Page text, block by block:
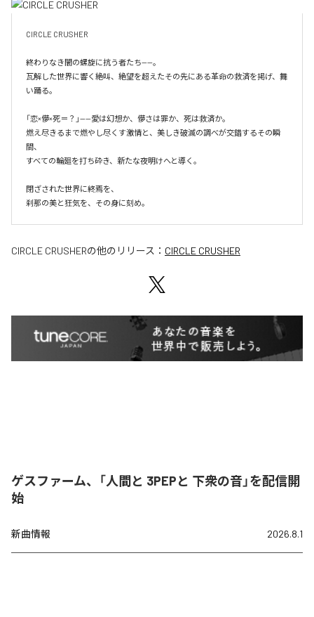
CIRCLE CRUSHER
終わりなき闇の螺旋に抗う者たち——。
瓦解した世界に響く絶叫、絶望を超えたその先にある革命の救済を掲げ、舞
い踊る。
「恋×儚×死＝？」——愛は幻想か、儚さは罪か、死は救済か。
燃え尽きるまで燃やし尽くす激情と、美しき破滅の調べが交錯するその瞬
間、
すべての輪廻を打ち砕き、新たな夜明けへと導く。
閉ざされた世界に終焉を、
刹那の美と狂気を、その身に刻め。
CIRCLE CRUSHERの他のリリース： CIRCLE CRUSHER
ゲスファーム、「人間と 3PEPと 下衆の音」を配信開
始
新曲情報 2026.8.1